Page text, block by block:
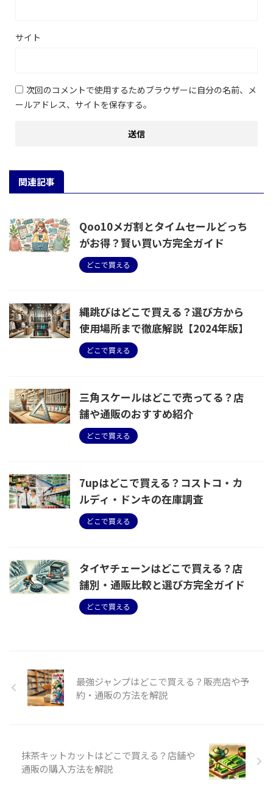
サイト
次回のコメントで使用するためブラウザーに自分の名前、メ
ールアドレス、サイトを保存する。
関連記事
Qoo10メガ割とタイムセールどっち
がお得？賢い買い方完全ガイド
どこで買える
縄跳びはどこで買える？選び方から
使用場所まで徹底解説【2024年版】
どこで買える
三角スケールはどこで売ってる？店
舗や通販のおすすめ紹介
どこで買える
7upはどこで買える？コストコ・カ
ルディ・ドンキの在庫調査
どこで買える
タイヤチェーンはどこで買える？店
舗別・通販比較と選び方完全ガイド
どこで買える
最強ジャンプはどこで買える？販売店や予
約・通販の方法を解説
抹茶キットカットはどこで買える？店舗や
通販の購入方法を解説